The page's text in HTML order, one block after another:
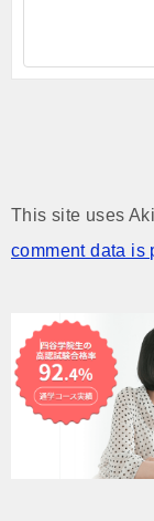
This site uses
comment data is